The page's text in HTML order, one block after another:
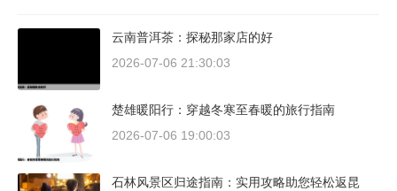
云南普洱茶：探秘那家店的好
2026-07-06 21:30:03
楚雄暖阳行：穿越冬寒至春暖的旅行指南
2026-07-06 19:00:03
石林风景区归途指南：实用攻略助您轻松返昆